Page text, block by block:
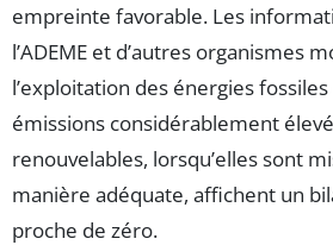
empreinte favorable. Les
l’ADEME et d’autres organismes
l’exploitation des énergies
émissions considérablement
renouvelables, lorsqu’elles sont
manière adéquate, affichent un
proche de zéro.